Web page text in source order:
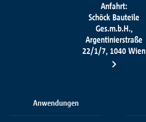
Anfahrt:
Schöck Bauteile
Ges.m.b.H.,
Argentinierstraße
22/1/7, 1040 Wien
Anwendungen